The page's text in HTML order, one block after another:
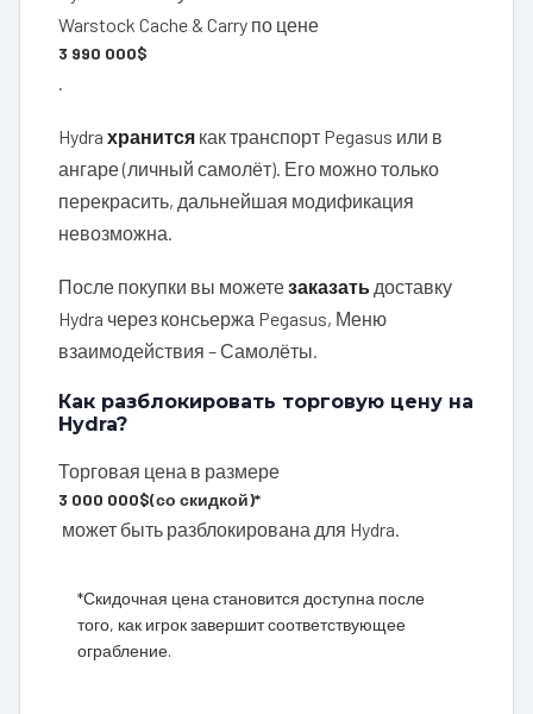
Warstock Cache & Carry по цене
3 990 000$
.
Hydra хранится как транспорт Pegasus или в
ангаре (личный самолёт). Его можно только
перекрасить, дальнейшая модификация
невозможна.
После покупки вы можетезаказать доставку
Hydra через консьержа Pegasus, Меню
взаимодействия – Самолёты.
Как разблокировать торговую цену на
Hydra?
Торговая цена в размере
3 000 000$(со скидкой)*
может быть разблокирована для Hydra.
*Скидочная цена становится доступна после
того, как игрок завершит соответствующее
ограбление.